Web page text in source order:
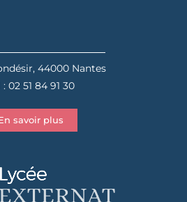
44000 Nantes
: 02 51 84 91 30
savoir plus